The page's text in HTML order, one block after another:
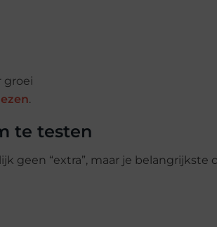
groei
.
te testen
geen “extra”, maar je belangrijkste